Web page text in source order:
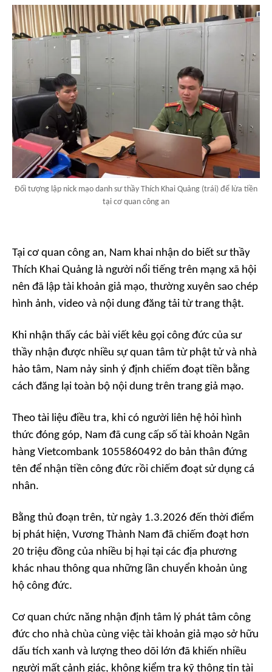
Đối tượng lập nick mạo danh sư thầy Thích Khai Quảng (trái) để lừa tiền
tại cơ quan công an
Tại cơ quan công an, Nam khai nhận do biết sư thầy
Thích Khai Quảng là người nổi tiếng trên mạng xã hội
nên đã lập tài khoản giả mạo, thường xuyên sao chép
hình ảnh, video và nội dung đăng tải từ trang thật.
Khi nhận thấy các bài viết kêu gọi công đức của sư
thầy nhận được nhiều sự quan tâm từ phật tử và nhà
hảo tâm, Nam nảy sinh ý định chiếm đoạt tiền bằng
cách đăng lại toàn bộ nội dung trên trang giả mạo.
Theo tài liệu điều tra, khi có người liên hệ hỏi hình
thức đóng góp, Nam đã cung cấp số tài khoản Ngân
hàng Vietcombank 1055860492 do bản thân đứng
tên để nhận tiền công đức rồi chiếm đoạt sử dụng cá
nhân.
Bằng thủ đoạn trên, từ ngày 1.3.2026 đến thời điểm
bị phát hiện, Vương Thành Nam đã chiếm đoạt hơn
20 triệu đồng của nhiều bị hại tại các địa phương
khác nhau thông qua những lần chuyển khoản ủng
hộ công đức.
Cơ quan chức năng nhận định tâm lý phát tâm công
đức cho nhà chùa cùng việc tài khoản giả mạo sở hữu
dấu tích xanh và lượng theo dõi lớn đã khiến nhiều
người mất cảnh giác, không kiểm tra kỹ thông tin tài